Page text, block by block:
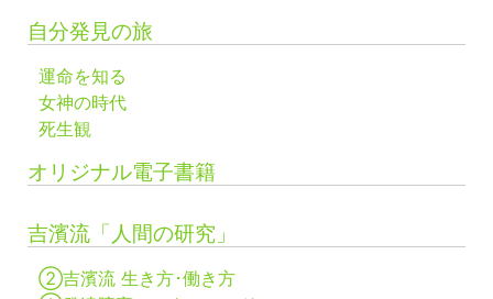
自分発見の旅
運命を知る
女神の時代
死生観
オリジナル電子書籍
吉濱流「人間の研究」
②吉濱流 生き方･働き方